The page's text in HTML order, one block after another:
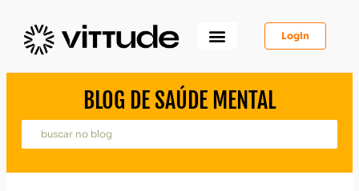
Login
BLOG DE SAÚDE MENTAL